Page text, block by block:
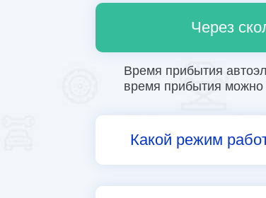
Через
Время прибытия
время прибытия можно
Какой режим